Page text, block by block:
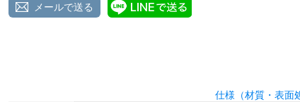
メールで送る
仕様（材質・表面